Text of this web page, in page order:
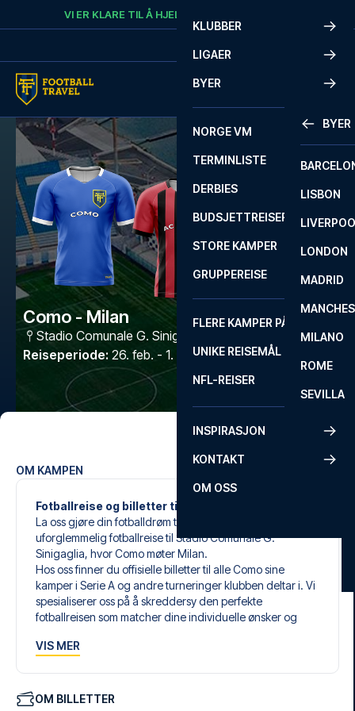
Skip to contentVI ER KLARE TIL Å HJELPE
KLUBBER
LIGAER
BYER
BYER
LISBON
LONDON
MADRID
MILANO
ROME
SEVILLA
NORGE VM
TERMINLISTE
DERBIES
BUDSJETTREISER
STORE KAMPER
GRUPPEREISE
FLERE KAMPER PÅ ÉN REISE
UNIKE REISEMÅL
NFL-REISER
INSPIRASJON
KONTAKT
OM OSS
Como - Milan
Stadio Comunale G. Sinigaglia
Reiseperiode: 26. feb. - 1. mars 2027
OM KAMPEN
Fotballreise og billetter til Como mot Milan
La oss gjøre din fotballdrøm til virkelighet med en
uforglemmelig fotballreise til Stadio Comunale G.
Sinigaglia, hvor Como møter Milan.
Hos oss finner du offisielle billetter til alle Como sine
kamper i Serie A og andre turneringer klubben deltar i. Vi
spesialiserer oss på å skreddersy den perfekte
fotballreisen som matcher dine individuelle ønsker og
Våre skreddersydde fotballreiser til Como er laget for å gi
blant et bredt utvalg av fotballbilletter, nøye utvalgte
VIS MER
OM BILLETTER